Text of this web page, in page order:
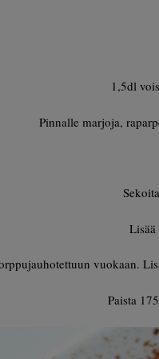
1,5dl
Pinnalle marjoja,
vuokaan.
Paista